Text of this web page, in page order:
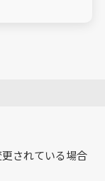
されている場合